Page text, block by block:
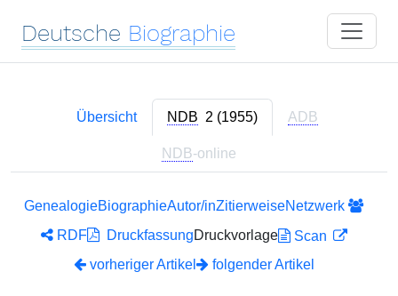
Deutsche Biographie
Übersicht NDB 2 (1955) ADB
NDB-online
GenealogieBiographieAutor/inZitierweiseNetzwerk
RDF
DruckfassungDruckvorlage
Scan
vorheriger Artikel
folgender Artikel